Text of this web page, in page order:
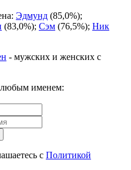
Эдмунд (85,0%);
(83,0%); Сэм (76,5%); Ник
- мужских и женских с
именем:
с Политикой